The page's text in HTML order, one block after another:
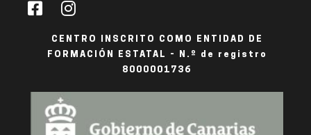
CENTRO INSCRITO COMO ENTIDAD DE
FORMACIÓN ESTATAL - N.º de registro
8000001736